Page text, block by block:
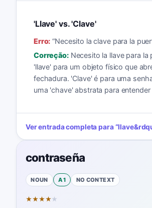
'Llave' vs. 'Clave'
Erro: “Necesito la clave para la
Correção: Necesito la llave para la
'llave' para um objeto físico que
fechadura. 'Clave' é para uma
uma 'chave' abstrata para entender
Ver entrada completa para“llave
contraseña
NOUN A1 NO CONTEXT
★★★★★